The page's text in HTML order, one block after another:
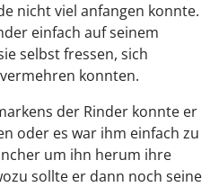
nicht viel anfangen konnte.
einfach auf seinem
selbst fressen, sich
konnten.
der Rinder konnte er
oder es war ihm einfach zu
um ihn herum ihre
sollte er dann noch seine